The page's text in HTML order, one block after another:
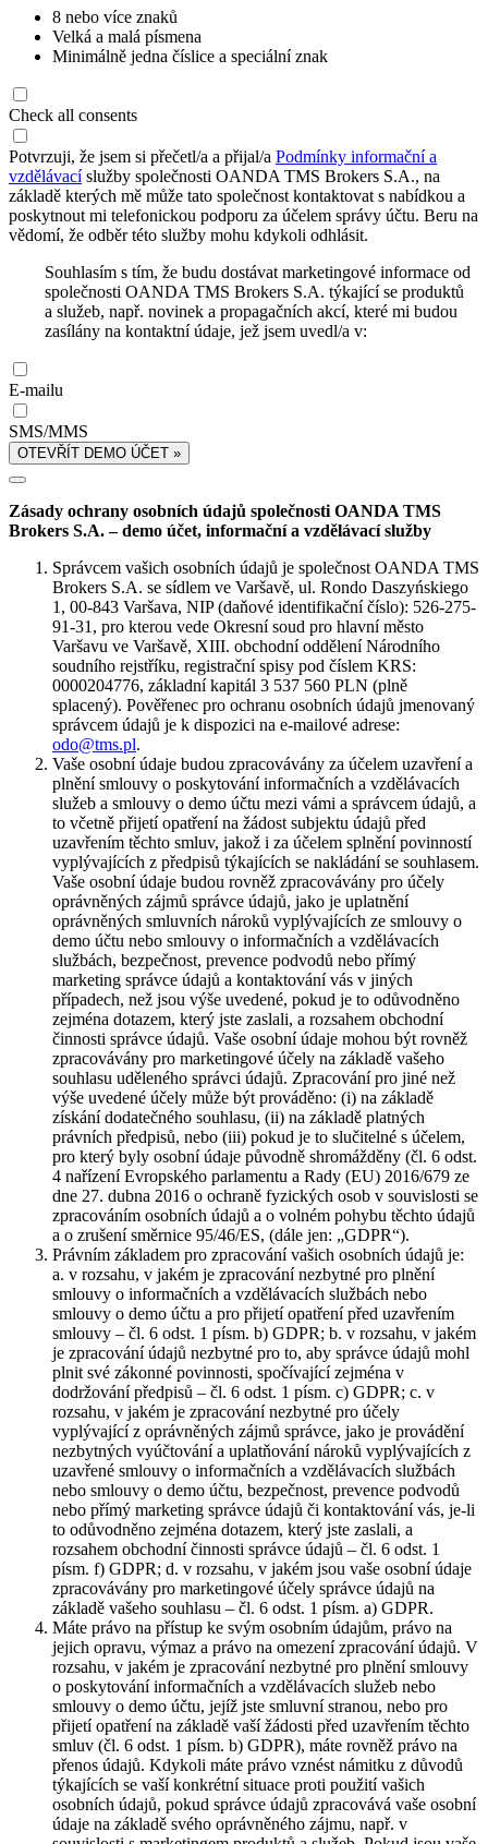
8 nebo více znaků
Velká a malá písmena
Minimálně jedna číslice a speciální znak
Check all consents
Potvrzuji, že jsem si přečetl/a a přijal/a Podmínky informační a
vzdělávacíslužby společnosti OANDA TMS Brokers S.A., na
základě kterých mě může tato společnost kontaktovat s nabídkou a
poskytnout mi telefonickou podporu za účelem správy účtu. Beru na
vědomí, že odběr této služby mohu kdykoli odhlásit.
Souhlasím s tím, že budu dostávat marketingové informace od
společnosti OANDA TMS Brokers S.A. týkající se produktů
a služeb, např. novinek a propagačních akcí, které mi budou
zasílány na kontaktní údaje, jež jsem uvedl/a v:
E-mailu
SMS/MMS
OTEVŘÍT DEMO ÚČET »
Zásady ochrany osobních údajů společnosti OANDA TMS
Brokers S.A. – demo účet, informační a vzdělávací služby
Správcem vašich osobních údajů je společnost OANDA TMS
Brokers S.A. se sídlem ve Varšavě, ul. Rondo Daszyńskiego
1, 00-843 Varšava, NIP (daňové identifikační číslo): 526-275-
91-31, pro kterou vede Okresní soud pro hlavní město
Varšavu ve Varšavě, XIII. obchodní oddělení Národního
soudního rejstříku, registrační spisy pod číslem KRS:
0000204776, základní kapitál 3 537 560 PLN (plně
splacený). Pověřenec pro ochranu osobních údajů jmenovaný
správcem údajů je k dispozici na e-mailové adrese:
odo@tms.pl.
Vaše osobní údaje budou zpracovávány za účelem uzavření a
plnění smlouvy o poskytování informačních a vzdělávacích
služeb a smlouvy o demo účtu mezi vámi a správcem údajů, a
to včetně přijetí opatření na žádost subjektu údajů před
uzavřením těchto smluv, jakož i za účelem splnění povinností
vyplývajících z předpisů týkajících se nakládání se souhlasem.
Vaše osobní údaje budou rovněž zpracovávány pro účely
oprávněných zájmů správce údajů, jako je uplatnění
oprávněných smluvních nároků vyplývajících ze smlouvy o
demo účtu nebo smlouvy o informačních a vzdělávacích
službách, bezpečnost, prevence podvodů nebo přímý
marketing správce údajů a kontaktování vás v jiných
případech, než jsou výše uvedené, pokud je to odůvodněno
zejména dotazem, který jste zaslali, a rozsahem obchodní
činnosti správce údajů. Vaše osobní údaje mohou být rovněž
zpracovávány pro marketingové účely na základě vašeho
souhlasu uděleného správci údajů. Zpracování pro jiné než
výše uvedené účely může být prováděno: (i) na základě
získání dodatečného souhlasu, (ii) na základě platných
právních předpisů, nebo (iii) pokud je to slučitelné s účelem,
pro který byly osobní údaje původně shromážděny (čl. 6 odst.
4 nařízení Evropského parlamentu a Rady (EU) 2016/679 ze
dne 27. dubna 2016 o ochraně fyzických osob v souvislosti se
zpracováním osobních údajů a o volném pohybu těchto údajů
a o zrušení směrnice 95/46/ES, (dále jen: „GDPR“).
Právním základem pro zpracování vašich osobních údajů je:
a. v rozsahu, v jakém je zpracování nezbytné pro plnění
smlouvy o informačních a vzdělávacích službách nebo
smlouvy o demo účtu a pro přijetí opatření před uzavřením
smlouvy – čl. 6 odst. 1 písm. b) GDPR; b. v rozsahu, v jakém
je zpracování údajů nezbytné pro to, aby správce údajů mohl
plnit své zákonné povinnosti, spočívající zejména v
dodržování předpisů – čl. 6 odst. 1 písm. c) GDPR; c. v
rozsahu, v jakém je zpracování nezbytné pro účely
vyplývající z oprávněných zájmů správce, jako je provádění
nezbytných vyúčtování a uplatňování nároků vyplývajících z
uzavřené smlouvy o informačních a vzdělávacích službách
nebo smlouvy o demo účtu, bezpečnost, prevence podvodů
nebo přímý marketing správce údajů či kontaktování vás, je-li
to odůvodněno zejména dotazem, který jste zaslali, a
rozsahem obchodní činnosti správce údajů – čl. 6 odst. 1
písm. f) GDPR; d. v rozsahu, v jakém jsou vaše osobní údaje
zpracovávány pro marketingové účely správce údajů na
základě vašeho souhlasu – čl. 6 odst. 1 písm. a) GDPR.
Máte právo na přístup ke svým osobním údajům, právo na
jejich opravu, výmaz a právo na omezení zpracování údajů. V
rozsahu, v jakém je zpracování nezbytné pro plnění smlouvy
o poskytování informačních a vzdělávacích služeb nebo
smlouvy o demo účtu, jejíž jste smluvní stranou, nebo pro
přijetí opatření na základě vaší žádosti před uzavřením těchto
smluv (čl. 6 odst. 1 písm. b) GDPR), máte rovněž právo na
přenos údajů. Kdykoli máte právo vznést námitku z důvodů
týkajících se vaší konkrétní situace proti použití vašich
osobních údajů, pokud správce údajů zpracovává vaše osobní
údaje na základě svého oprávněného zájmu, např. v